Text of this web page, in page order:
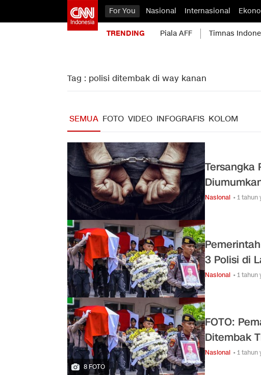
For You Nasional Internasional
TRENDING Piala AFF Timnas
Tag : polisi ditembak di way kanan
SEMUA FOTO VIDEO INFOGRAFIS KOLOM
Tersangka
Nasional • 1 tahun
3 Polisi di
Nasional • 1 tahun
8 FOTO
FOTO:
Ditembak
Nasional • 1 tahun